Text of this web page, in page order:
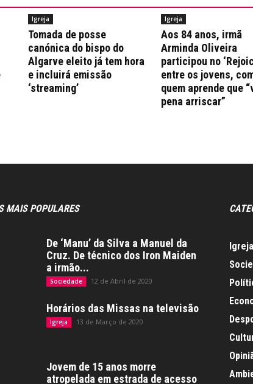
Igreja
Tomada de posse
canónica do bispo do
Algarve eleito já tem hora
e incluirá emissão
‘streaming’
Igreja
Aos 84 anos, irmã
Arminda Oliveira
participou no
entre os jovens,
quem aprende que
pena arriscar”
MAIS POPULARES
De ‘Manu’ da Silva a Manuel da
Cruz. De técnico dos Iron Maiden
a irmão...
Sociedade 12 de Abril de 2020
Horários das Missas na televisão
Igreja 13 de Março de 2020
Jovem de 15 anos morre
atropelada em estrada de acesso
Igreja